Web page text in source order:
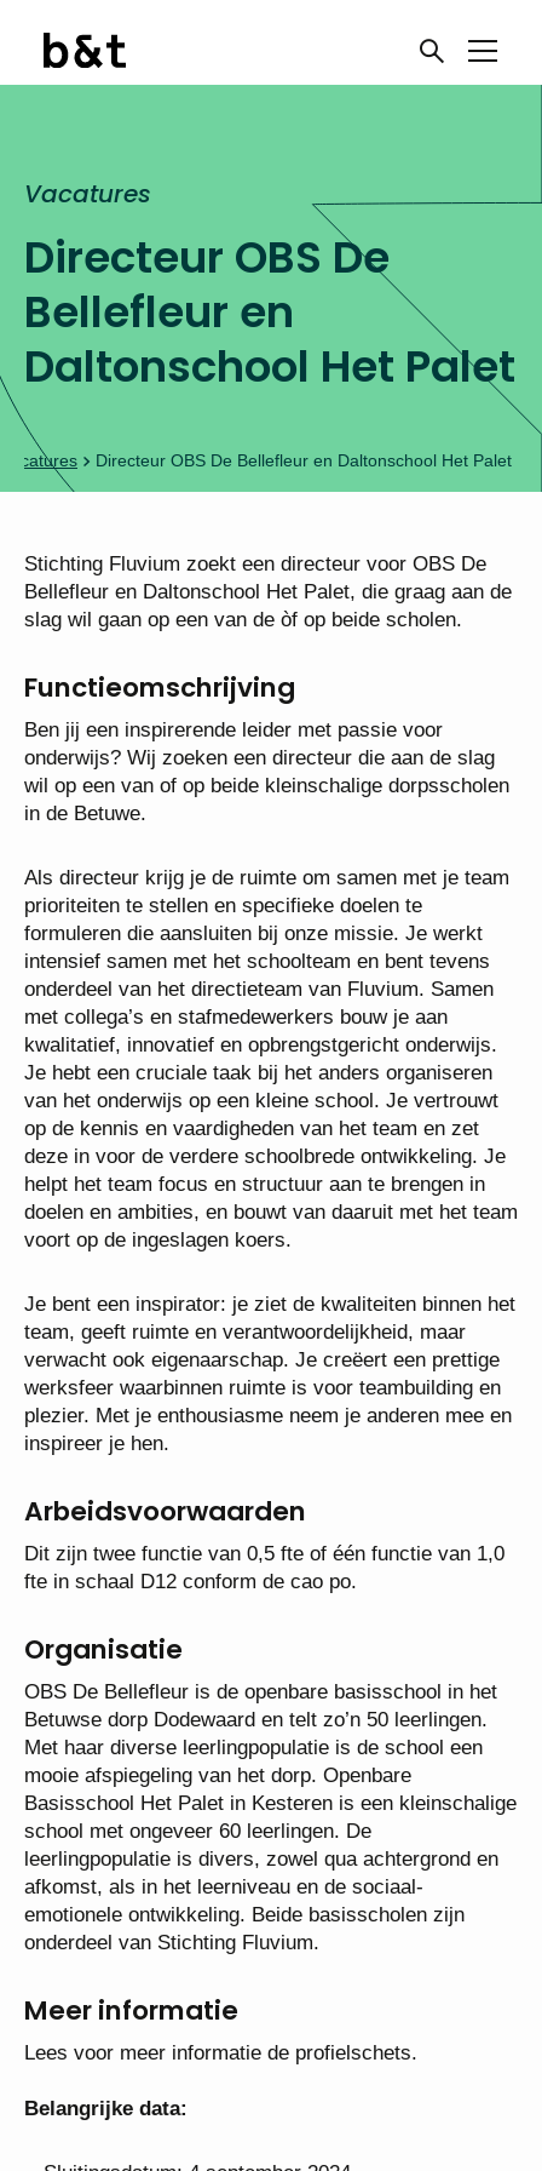
Directeur OBS De
Bellefleur en
Daltonschool Het Palet
Vacatures
Vacatures Directeur OBS De Bellefleur en Daltonschool Het Palet
Stichting Fluvium zoekt een directeur voor OBS De
Bellefleur en Daltonschool Het Palet, die graag aan de
slag wil gaan op een van de òf op beide scholen.
Functieomschrijving
Ben jij een inspirerende leider met passie voor
onderwijs? Wij zoeken een directeur die aan de slag
wil op een van of op beide kleinschalige dorpsscholen
in de Betuwe.
Als directeur krijg je de ruimte om samen met je team
prioriteiten te stellen en specifieke doelen te
formuleren die aansluiten bij onze missie. Je werkt
intensief samen met het schoolteam en bent tevens
onderdeel van het directieteam van Fluvium. Samen
met collega’s en stafmedewerkers bouw je aan
kwalitatief, innovatief en opbrengstgericht onderwijs.
Je hebt een cruciale taak bij het anders organiseren
van het onderwijs op een kleine school. Je vertrouwt
op de kennis en vaardigheden van het team en zet
deze in voor de verdere schoolbrede ontwikkeling. Je
helpt het team focus en structuur aan te brengen in
doelen en ambities, en bouwt van daaruit met het team
voort op de ingeslagen koers.
Je bent een inspirator: je ziet de kwaliteiten binnen het
team, geeft ruimte en verantwoordelijkheid, maar
verwacht ook eigenaarschap. Je creëert een prettige
werksfeer waarbinnen ruimte is voor teambuilding en
plezier. Met je enthousiasme neem je anderen mee en
inspireer je hen.
Arbeidsvoorwaarden
Dit zijn twee functie van 0,5 fte of één functie van 1,0
fte in schaal D12 conform de cao po.
Organisatie
OBS De Bellefleur is de openbare basisschool in het
Betuwse dorp Dodewaard en telt zo’n 50 leerlingen.
Met haar diverse leerlingpopulatie is de school een
mooie afspiegeling van het dorp. Openbare
Basisschool Het Palet in Kesteren is een kleinschalige
school met ongeveer 60 leerlingen. De
leerlingpopulatie is divers, zowel qua achtergrond en
afkomst, als in het leerniveau en de sociaal-
emotionele ontwikkeling. Beide basisscholen zijn
onderdeel van Stichting Fluvium.
Meer informatie
Lees voor meer informatie de profielschets.
Belangrijke data: